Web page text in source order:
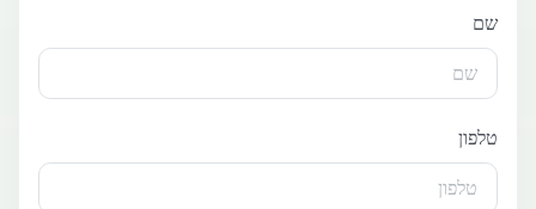
שם
טלפון